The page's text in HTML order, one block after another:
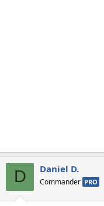
D Daniel D.
Commander PRO